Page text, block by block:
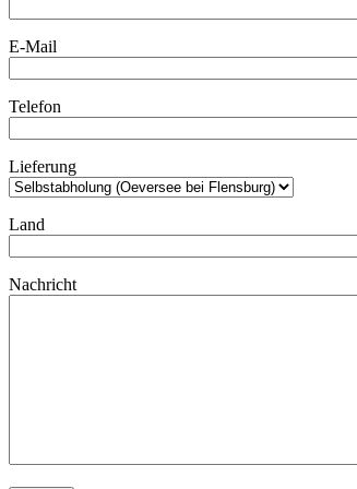
E-Mail
Telefon
Lieferung
Land
Nachricht